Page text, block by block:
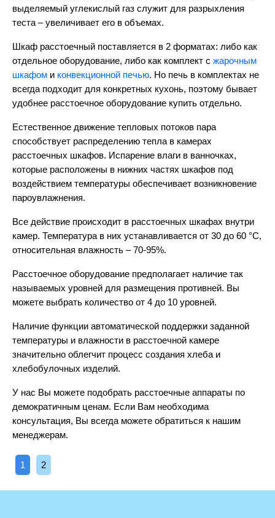
выделяемый углекислый газ служит для разрыхления
теста – увеличивает его в объемах.
Шкаф расстоечный поставляется в 2 форматах: либо как
отдельное оборудование, либо как комплект с жарочным
шкафом и конвекционной печью. Но печь в комплектах не
всегда подходит для конкретных кухонь, поэтому бывает
удобнее расстоечное оборудование купить отдельно.
Естественное движение тепловых потоков пара
способствует распределению тепла в камерах
расстоечных шкафов. Испарение влаги в ванночках,
которые расположены в нижних частях шкафов под
воздействием температуры обеспечивает возникновение
пароувлажнения.
Все действие происходит в расстоечных шкафах внутри
камер. Температура в них устанавливается от 30 до 60 °С,
относительная влажность – 70-95%.
Расстоечное оборудование предполагает наличие так
называемых уровней для размещения противней. Вы
можете выбрать количество от 4 до 10 уровней.
Наличие функции автоматической поддержки заданной
температуры и влажности в расстоечной камере
значительно облегчит процесс создания хлеба и
хлебобулочных изделий.
У нас Вы можете подобрать расстоечные аппараты по
демократичным ценам. Если Вам необходима
консультация, Вы всегда можете обратиться к нашим
менеджерам.
1 2